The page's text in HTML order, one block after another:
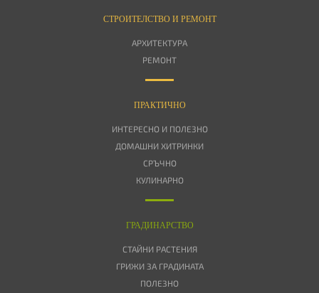
СТРОИТЕЛСТВО И РЕМОНТ
АРХИТЕКТУРА
РЕМОНТ
ПРАКТИЧНО
ИНТЕРЕСНО И ПОЛЕЗНО
ДОМАШНИ ХИТРИНКИ
СРЪЧНО
КУЛИНАРНО
ГРАДИНАРСТВО
СТАЙНИ РАСТЕНИЯ
ГРИЖИ ЗА ГРАДИНАТА
ПОЛЕЗНО